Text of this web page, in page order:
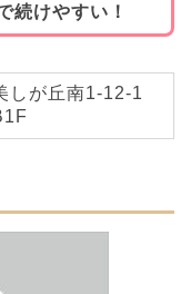
続けやすい！
しが丘南1-12-1